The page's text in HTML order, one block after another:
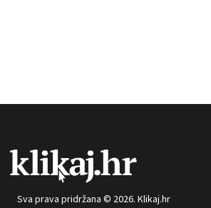
Sva prava pridržana © 2026. Klikaj.hr